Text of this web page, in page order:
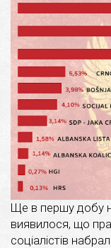
Ще в першу добу
виявилося, що
соціалістів